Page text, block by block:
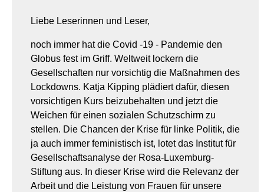
Liebe Leserinnen und Leser,
noch immer hat die Covid -19 - Pandemie den
Globus fest im Griff. Weltweit lockern die
Gesellschaften nur vorsichtig die Maßnahmen des
Lockdowns. Katja Kipping plädiert dafür, diesen
vorsichtigen Kurs beizubehalten und jetzt die
Weichen für einen sozialen Schutzschirm zu
stellen. Die Chancen der Krise für linke Politik, die
ja auch immer feministisch ist, lotet das Institut für
Gesellschaftsanalyse der Rosa-Luxemburg-
Stiftung aus. In dieser Krise wird die Relevanz der
Arbeit und die Leistung von Frauen für unsere